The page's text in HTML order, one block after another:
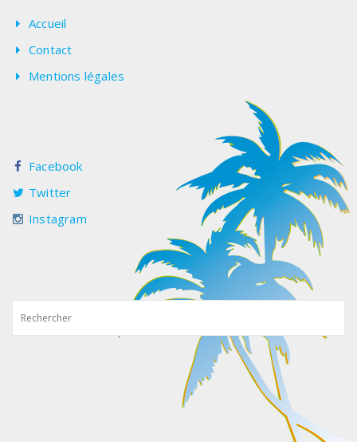
Accueil
Contact
Mentions légales
Facebook
Twitter
Instagram